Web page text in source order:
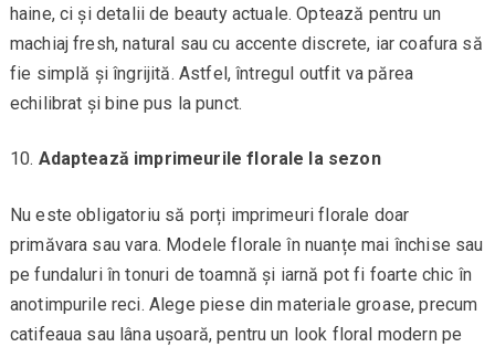
haine, ci și detalii de beauty actuale. Optează pentru un
machiaj fresh, natural sau cu accente discrete, iar coafura să
fie simplă și îngrijită. Astfel, întregul outfit va părea
echilibrat și bine pus la punct.
Adaptează imprimeurile florale la sezon
Nu este obligatoriu să porți imprimeuri florale doar
primăvara sau vara. Modele florale în nuanțe mai închise sau
pe fundaluri în tonuri de toamnă și iarnă pot fi foarte chic în
anotimpurile reci. Alege piese din materiale groase, precum
catifeaua sau lâna ușoară, pentru un look floral modern pe